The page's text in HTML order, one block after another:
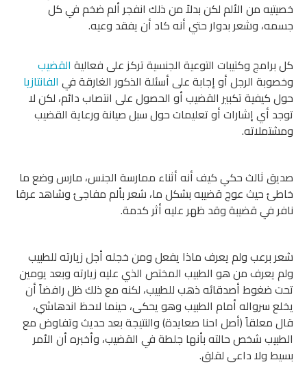
خصيتيه من الألم لكن بدلاً من ذلك انفجر ألم ضخم في كل
جسمه، وشعر بدوار حتي أنه كاد أن يفقد وعيه.
كل برامج وكتيبات التوعية الجنسية تركز على فعالية القضيب
وخصوبة الرجل أو إجابة على أسئلة الذكور الغارقة في الفانتازيا
حول كيفية تكبير القضيب أو الحصول على انتصاب دائم، لكن لا
توجد أي إشارات أو تعليمات حول سبل صيانة ورعاية القضيب
ومشتملاته.
صديق ثالث حكي كيف أنه أثناء ممارسة الجنس، مارس وضع ما
خاطئ حيث عوج قضيبه بشكل ما، شعر بألم مفاجئ وشاهد عرقا
نافر في قضيبة وقد ظهر عليه أثر كدمة.
شعر برعب ولم يعرف ماذا يفعل ومن خجله أجل زيارته للطبيب
ولم يعرف من هو الطبيب المختص الذي عليه زيارته وبعد يومين
تحت ضغوط أصدقائه ذهب للطبيب، لكنه مع ذلك ظل رافضاً أن
يخلع سرواله أمام الطبيب وهو يحكى، حينما لاحظ اندهاشي،
قال معلقاً (أصل احنا صعايدة) والنتيجة بعد حديث وتفاوض مع
الطبيب شخص حالته بأنها جلطة في القضيب، وأخبره أن الأمر
بسيط ولا داعى لقلق.